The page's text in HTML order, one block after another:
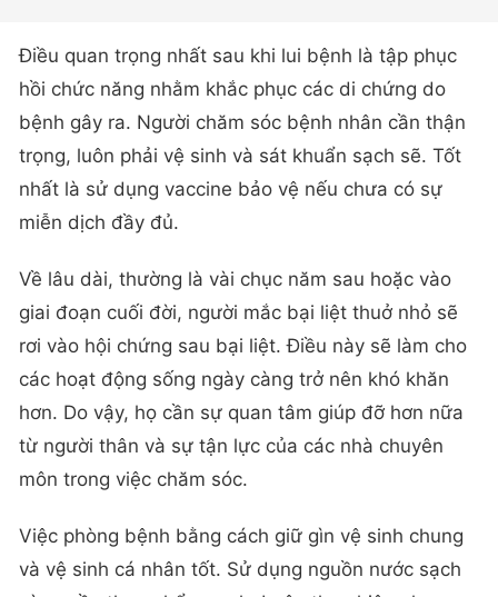
Điều quan trọng nhất sau khi lui bệnh là tập phục
hồi chức năng nhằm khắc phục các di chứng do
bệnh gây ra. Người chăm sóc bệnh nhân cần thận
trọng, luôn phải vệ sinh và sát khuẩn sạch sẽ. Tốt
nhất là sử dụng vaccine bảo vệ nếu chưa có sự
miễn dịch đầy đủ.
Về lâu dài, thường là vài chục năm sau hoặc vào
giai đoạn cuối đời, người mắc bại liệt thuở nhỏ sẽ
rơi vào hội chứng sau bại liệt. Điều này sẽ làm cho
các hoạt động sống ngày càng trở nên khó khăn
hơn. Do vậy, họ cần sự quan tâm giúp đỡ hơn nữa
từ người thân và sự tận lực của các nhà chuyên
môn trong việc chăm sóc.
Việc phòng bệnh bằng cách giữ gìn vệ sinh chung
và vệ sinh cá nhân tốt. Sử dụng nguồn nước sạch